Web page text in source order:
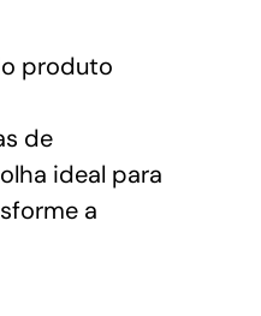
produto
de
ideal para
a